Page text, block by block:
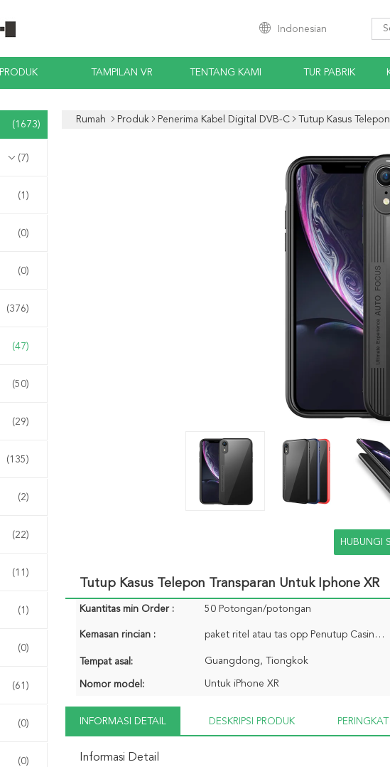
Indonesian
PRODUK TAMPILAN VR TENTANG KAMI TUR PABRIK
(1673)
(7)
(1)
(0)
(0)
(376)
(47)
(50)
(29)
(135)
(2)
(22)
(11)
(1)
(0)
(61)
(0)
(0)
Rumah Produk Penerima Kabel Digital DVB-C Tutup Kasus
HUBUNGI
Tutup Kasus Telepon Transparan Untuk Iphone XR
Kuantitas min Order : 50 Potongan/potongan
Kemasan rincian : paket ritel atau tas opp Penutup Casing Ponsel Transparan Untuk Iphone XR
Tempat asal: Guangdong, Tiongkok
Nomor model: Untuk iPhone XR
INFORMASI DETAIL DESKRIPSI PRODUK
Informasi Detail